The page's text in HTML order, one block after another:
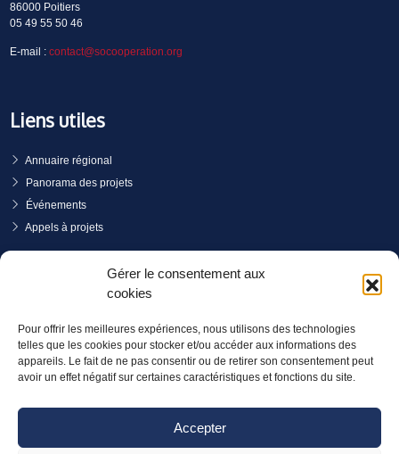
Gérer le consentement aux
cookies
Pour offrir les meilleures expériences, nous utilisons des technologies
telles que les cookies pour stocker et/ou accéder aux informations des
appareils. Le fait de ne pas consentir ou de retirer son consentement peut
avoir un effet négatif sur certaines caractéristiques et fonctions du site.
Accepter
86000 Poitiers
05 49 55 50 46
E-mail : contact@socooperation.org
Liens utiles
Annuaire régional
Panorama des projets
Événements
Appels à projets